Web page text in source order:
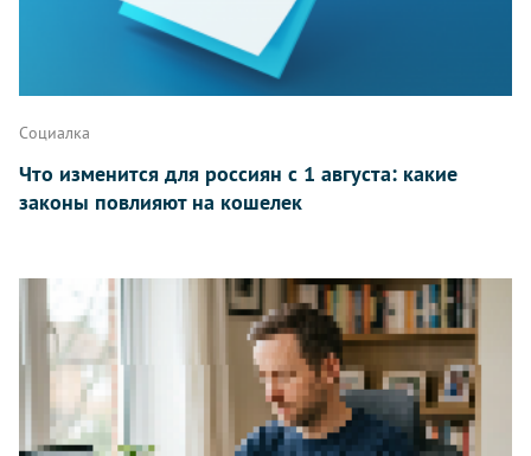
Написать
Социалка
Что изменится для россиян с 1 августа: какие
законы повлияют на кошелек